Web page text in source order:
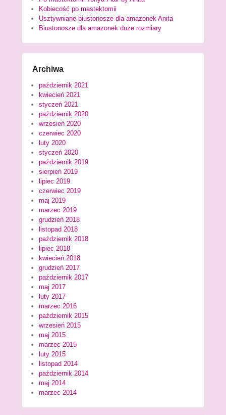
Kobiecość po mastektomii
Usztywniane biustonosze dla amazonek Anita
Biustonosze dla amazonek duże rozmiary
Archiwa
październik 2021
kwiecień 2021
styczeń 2021
październik 2020
wrzesień 2020
czerwiec 2020
luty 2020
styczeń 2020
październik 2019
sierpień 2019
lipiec 2019
czerwiec 2019
maj 2019
marzec 2019
grudzień 2018
listopad 2018
październik 2018
lipiec 2018
kwiecień 2018
grudzień 2017
październik 2017
maj 2017
luty 2017
marzec 2016
październik 2015
wrzesień 2015
maj 2015
marzec 2015
luty 2015
listopad 2014
październik 2014
maj 2014
marzec 2014